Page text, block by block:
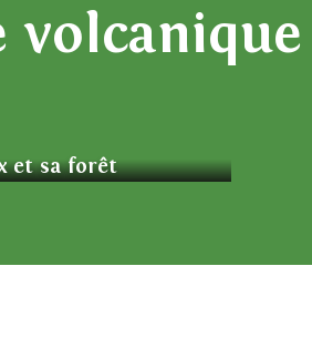
volcanique
et sa forêt